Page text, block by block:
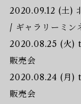
2020.09.12 (土)
/ ギャラリーミン
2020.08.25 (火
販売会
2020.08.24 (月
販売会